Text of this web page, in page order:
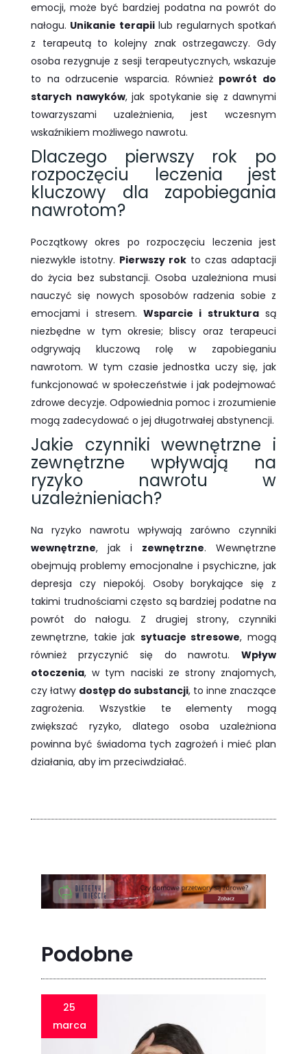
emocji, może być bardziej podatna na powrót do
nałogu. Unikanie terapiilub regularnych spotkań
z terapeutą to kolejny znak ostrzegawczy. Gdy
osoba rezygnuje z sesji terapeutycznych, wskazuje
to na odrzucenie wsparcia. Również powrót do
starych nawyków, jak spotykanie się z dawnymi
towarzyszami uzależnienia, jest wczesnym
wskaźnikiem możliwego nawrotu.
Dlaczego pierwszy rok po
rozpoczęciu leczenia jest
kluczowy dla zapobiegania
nawrotom?
Początkowy okres po rozpoczęciu leczenia jest
niezwykle istotny. Pierwszy rok to czas adaptacji
do życia bez substancji. Osoba uzależniona musi
nauczyć się nowych sposobów radzenia sobie z
emocjami i stresem. Wsparcie i strukturasą
niezbędne w tym okresie; bliscy oraz terapeuci
odgrywają kluczową rolę w zapobieganiu
nawrotom. W tym czasie jednostka uczy się, jak
funkcjonować w społeczeństwie i jak podejmować
zdrowe decyzje. Odpowiednia pomoc i zrozumienie
mogą zadecydować o jej długotrwałej abstynencji.
Jakie czynniki wewnętrzne i
zewnętrzne wpływają na
ryzyko nawrotu w
uzależnieniach?
Na ryzyko nawrotu wpływają zarówno czynniki
wewnętrzne, jak i zewnętrzne. Wewnętrzne
obejmują problemy emocjonalne i psychiczne, jak
depresja czy niepokój. Osoby borykające się z
takimi trudnościami często są bardziej podatne na
powrót do nałogu. Z drugiej strony, czynniki
zewnętrzne, takie jak sytuacje stresowe, mogą
również przyczynić się do nawrotu. Wpływ
otoczenia, w tym naciski ze strony znajomych,
czy łatwy dostęp do substancji, to inne znaczące
zagrożenia. Wszystkie te elementy mogą
zwiększać ryzyko, dlatego osoba uzależniona
powinna być świadoma tych zagrożeń i mieć plan
działania, aby im przeciwdziałać.
Podobne
25
marca